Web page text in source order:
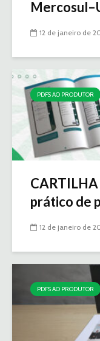
12 de janeiro de
PDFS AO PRODUTOR
CARTILHA
prático de
12 de janeiro de
PDFS AO PRODUTOR